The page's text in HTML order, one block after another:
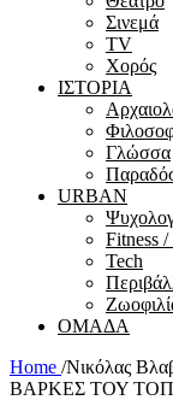
Σινεμά
ΤV
Χορός
ΙΣΤΟΡΙΑ
Γλώσσα
URBAN
Fitness /
Tech
ΟΜΑΔΑ
Home /Νικόλας
ΒΑΡΚΕΣ ΤΟΥ